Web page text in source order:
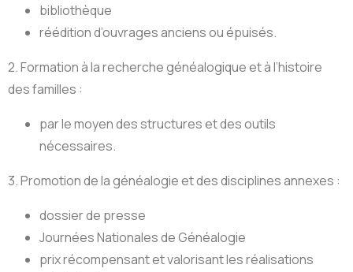
bibliothèque
réédition d’ouvrages anciens ou épuisés.
2. Formation à la recherche généalogique et à l’histoire
des familles :
par le moyen des structures et des outils
nécessaires.
3. Promotion de la généalogie et des disciplines annexes :
dossier de presse
Journées Nationales de Généalogie
prix récompensant et valorisant les réalisations